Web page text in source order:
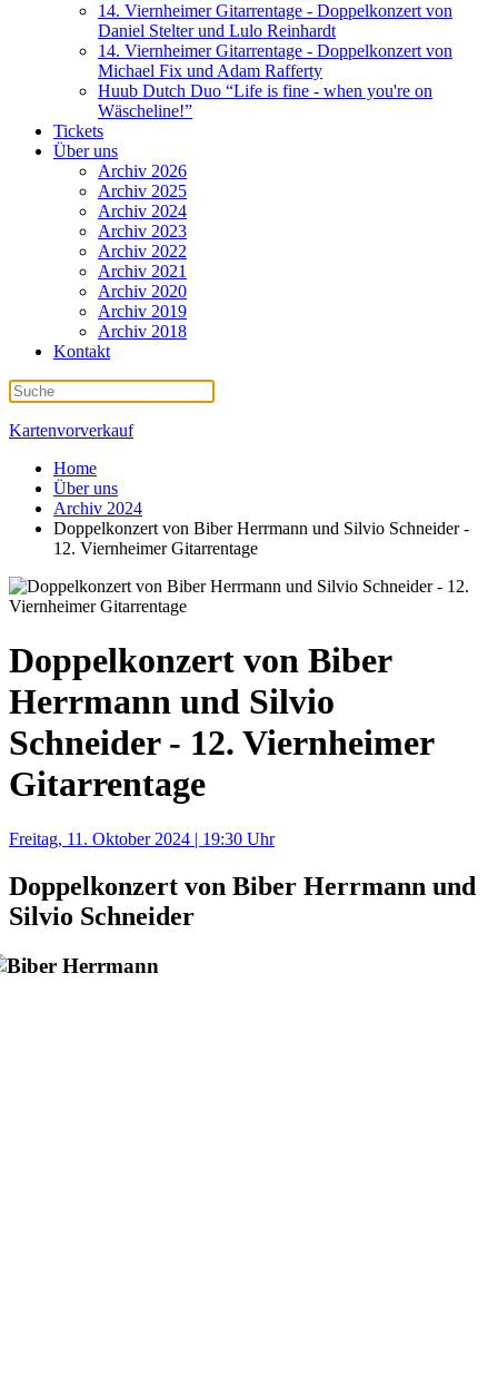
14. Viernheimer Gitarrentage - Doppelkonzert von
Daniel Stelter und Lulo Reinhardt
14. Viernheimer Gitarrentage - Doppelkonzert von
Michael Fix und Adam Rafferty
Huub Dutch Duo “Life is fine - when you're on
Wäscheline!”
Tickets
Über uns
Archiv 2026
Archiv 2025
Archiv 2024
Archiv 2023
Archiv 2022
Archiv 2021
Archiv 2020
Archiv 2019
Archiv 2018
Kontakt
Kartenvorverkauf
Home
Über uns
Archiv 2024
Doppelkonzert von Biber Herrmann und Silvio Schneider -
12. Viernheimer Gitarrentage
Doppelkonzert von Biber
Herrmann und Silvio
Schneider - 12. Viernheimer
Gitarrentage
Freitag, 11. Oktober 2024 | 19:30 Uhr
Doppelkonzert von Biber Herrmann und
Silvio Schneider